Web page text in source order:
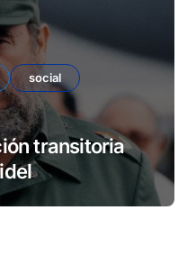
social
transitoria